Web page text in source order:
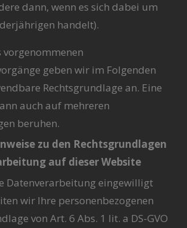
dann, wenn es sich dabei um
handelt).
vorgenommenen
geben wir im Folgenden
Rechtsgrundlage an. Eine
auch auf mehreren
beruhen.
zu den Rechtsgrundlagen
auf dieser Website
Datenverarbeitung eingewilligt
wir Ihre personenbezogenen
von Art. 6 Abs. 1 lit. a DS-GVO